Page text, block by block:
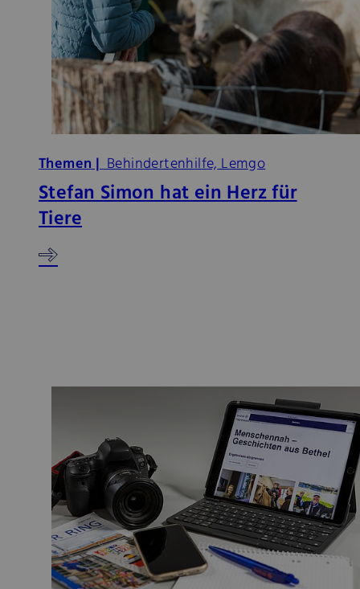
Themen |Behindertenhilfe, Lemgo
Stefan Simon hat ein Herz für
Tiere